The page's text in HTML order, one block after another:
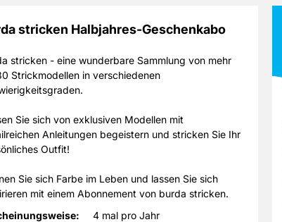
stricken Halbjahres-Geschenkabo
stricken - eine wunderbare Sammlung von mehr
Strickmodellen in verschiedenen
Sie sich von exklusiven Modellen mit
Anleitungen begeistern und stricken Sie Ihr
Outfit!
Sie sich Farbe im Leben und lassen Sie sich
mit einem Abonnement von burda stricken.
4 mal pro Jahr